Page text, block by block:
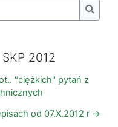
2012
"ciężkich" pytań z
od 07.X.2012 r →